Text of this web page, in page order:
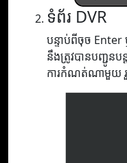
ទំព័រ DVR
បន្ទាប់ពីចុច Enter
នឹងត្រូវបានបញ្ជូន
ការកំណត់ណាមួយ រួ